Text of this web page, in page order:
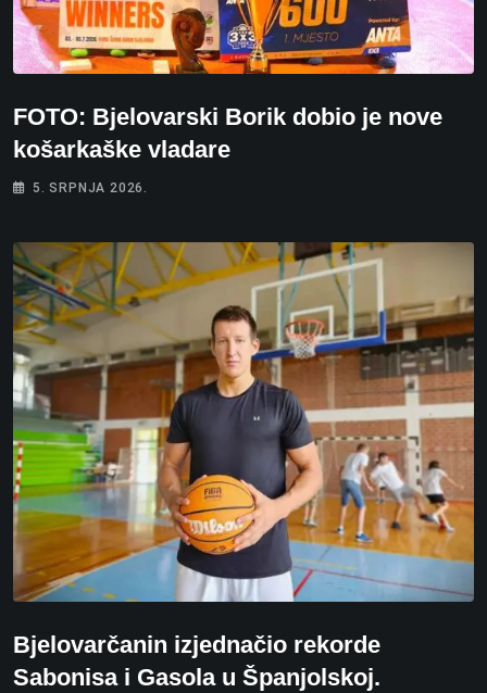
FOTO: Bjelovarski Borik dobio je nove
košarkaške vladare
5. SRPNJA 2026.
Bjelovarčanin izjednačio rekorde
Sabonisa i Gasola u Španjolskoj.